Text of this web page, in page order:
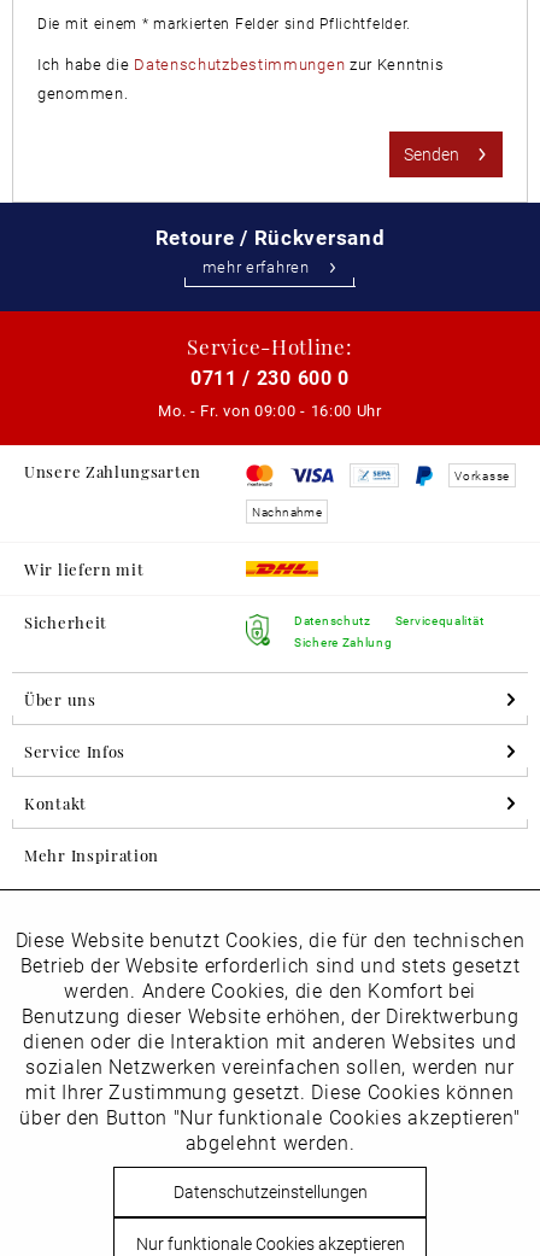
Die mit einem * markierten Felder sind Pflichtfelder.
Ich habe die Datenschutzbestimmungen zur Kenntnis
genommen.
Senden
Retoure / Rückversand
mehr erfahren
Service-Hotline:
0711 / 230 600 0
Mo. - Fr. von 09:00 - 16:00 Uhr
Unsere Zahlungsarten Vorkasse
Nachnahme
Wir liefern mit
Sicherheit
Datenschutz
Sichere Zahlung
Servicequalität
Über uns
Service Infos
Kontakt
Mehr Inspiration
Folgen Sie uns auf Instagram
horsch_schuhe
Newsletter
Datenschutzbestimmungenhabe ich zur Kenntnis
vom Newsletter abmelden.
Funktionale Aktiv
Marketing Inaktiv
Tracking Inaktiv
Inaktiv
Diese Website benutzt Cookies, die für den technischen
Betrieb der Website erforderlich sind und stets gesetzt
werden. Andere Cookies, die den Komfort bei
Benutzung dieser Website erhöhen, der Direktwerbung
dienen oder die Interaktion mit anderen Websites und
sozialen Netzwerken vereinfachen sollen, werden nur
mit Ihrer Zustimmung gesetzt. Diese Cookies können
über den Button "Nur funktionale Cookies akzeptieren"
abgelehnt werden.
Datenschutzeinstellungen
Nur funktionale Cookies akzeptieren